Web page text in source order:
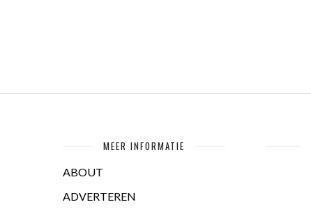
MEER INFORMATIE
ABOUT
ADVERTEREN